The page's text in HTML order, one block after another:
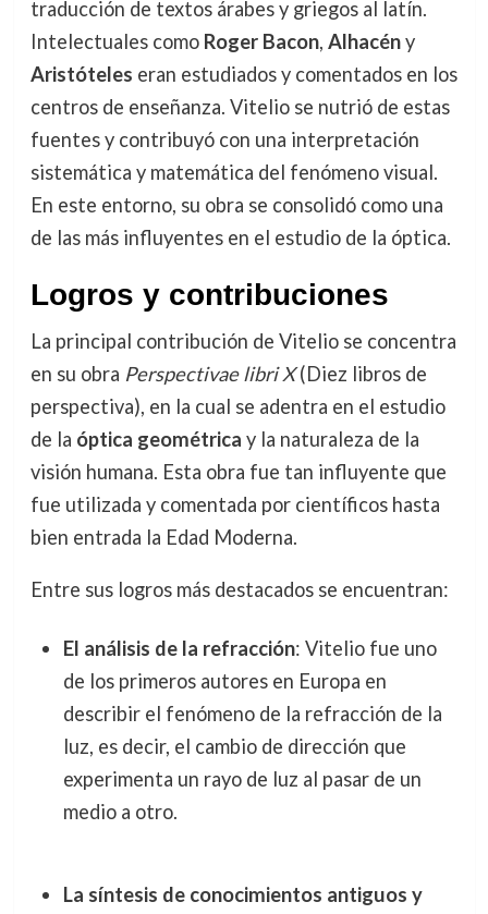
traducción de textos árabes y griegos al latín.
Intelectuales como Roger Bacon, Alhacény
Aristóteles eran estudiados y comentados en los
centros de enseñanza. Vitelio se nutrió de estas
fuentes y contribuyó con una interpretación
sistemática y matemática del fenómeno visual.
En este entorno, su obra se consolidó como una
de las más influyentes en el estudio de la óptica.
Logros y contribuciones
La principal contribución de Vitelio se concentra
en su obra Perspectivae libri X(Diez libros de
perspectiva), en la cual se adentra en el estudio
de la óptica geométrica y la naturaleza de la
visión humana. Esta obra fue tan influyente que
fue utilizada y comentada por científicos hasta
bien entrada la Edad Moderna.
Entre sus logros más destacados se encuentran:
El análisis de la refracción: Vitelio fue uno
de los primeros autores en Europa en
describir el fenómeno de la refracción de la
luz, es decir, el cambio de dirección que
experimenta un rayo de luz al pasar de un
medio a otro.
La síntesis de conocimientos antiguos y